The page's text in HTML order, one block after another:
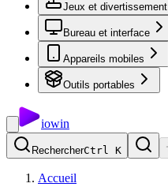
Jeux et divertissement
Bureau et interface
Appareils mobiles
Outils portables
iowin
RechercherCtrl K
Accueil